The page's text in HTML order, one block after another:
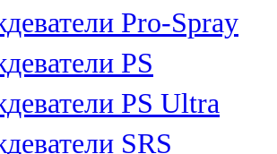
Pro-Spray
PS
PS Ultra
SRS